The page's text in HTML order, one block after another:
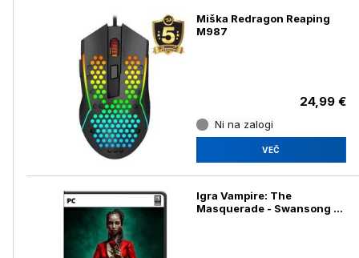
Miška Redragon Reaping
M987
24,99 €
Ni na zalogi
VEČ
Igra Vampire: The
Masquerade - Swansong za